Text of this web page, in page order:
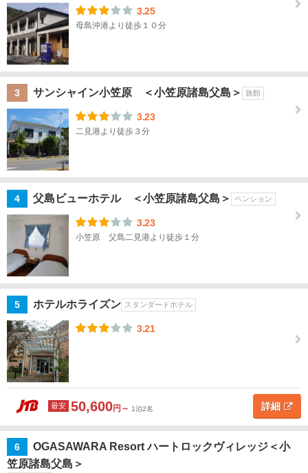
大手
町・
日本
橋
浅
草・
上
野・
東京
スカ
イツ
新
宿・
高田
馬
場・
谷
池
袋・
巣
鴨・
目白
タワ
ー・
品
3.25
母島沖港より徒歩１０分
3 サンシャイン小笠原 ＜小笠原諸島父島＞ 旅館
3.23
二見港より徒歩３分
4 父島ビューホテル ＜小笠原諸島父島＞ ペンション
3.23
小笠原 父島二見港より徒歩１分
5 ホテルホライズン スタンダードホテル
3.21
最安 50,600円～ 1泊2名 詳細
6
OGASAWARA Resort ハートロックヴィレッジ＜小
笠原諸島父島＞